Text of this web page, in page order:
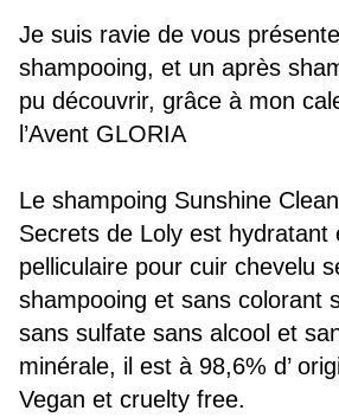
Je suis ravie de vous
shampooing, et un après
pu découvrir, grâce à mon
l’Avent GLORIA
Le shampoing Sunshine
Secrets de Loly est hydratant
pelliculaire pour cuir chevelu
shampooing et sans colorant
sans sulfate sans alcool et
minérale, il est à 98,6% d’
Vegan et cruelty free.